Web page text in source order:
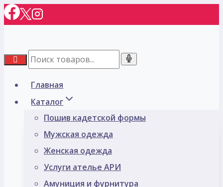
Перейти
к
Главная
Каталог
Пошив кадетской формы
Мужская одежда
Женская одежда
Услуги ателье АРИ
Амуниция и фурнитура